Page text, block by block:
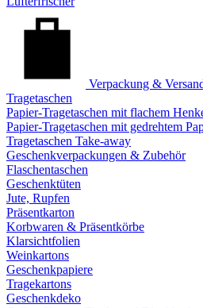
Verpackung &
Tragetaschen
Papier-Tragetaschen mit flachem
Papier-Tragetaschen mit gedrehtem
Tragetaschen Take-away
Geschenkverpackungen & Zubehör
Flaschentaschen
Geschenktüten
Jute, Rupfen
Präsentkarton
Korbwaren & Präsentkörbe
Klarsichtfolien
Weinkartons
Geschenkpapiere
Tragekartons
Geschenkdeko